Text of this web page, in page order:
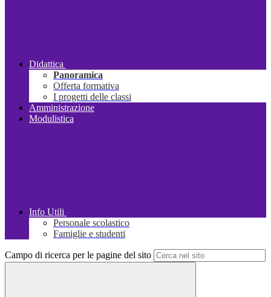
Didattica
Panoramica
Offerta formativa
I progetti delle classi
Amministrazione
Modulistica
Info Utili
Personale scolastico
Famiglie e studenti
Campo di ricerca per le pagine del sito